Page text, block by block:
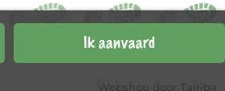
Ik aanvaard
Webshop door Tajriba